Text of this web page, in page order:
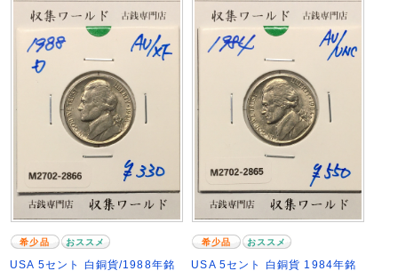
希少品 おススメ
USA 5セント 白銅貨/1988年銘
希少品 おススメ
USA 5セント 白銅貨 1984年銘